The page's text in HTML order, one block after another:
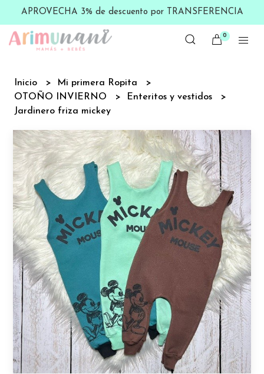
APROVECHA 3% de descuento por TRANSFERENCIA
0
Inicio
Mi primera Ropita
OTOÑO INVIERNO
Enteritos y vestidos
Jardinero friza mickey